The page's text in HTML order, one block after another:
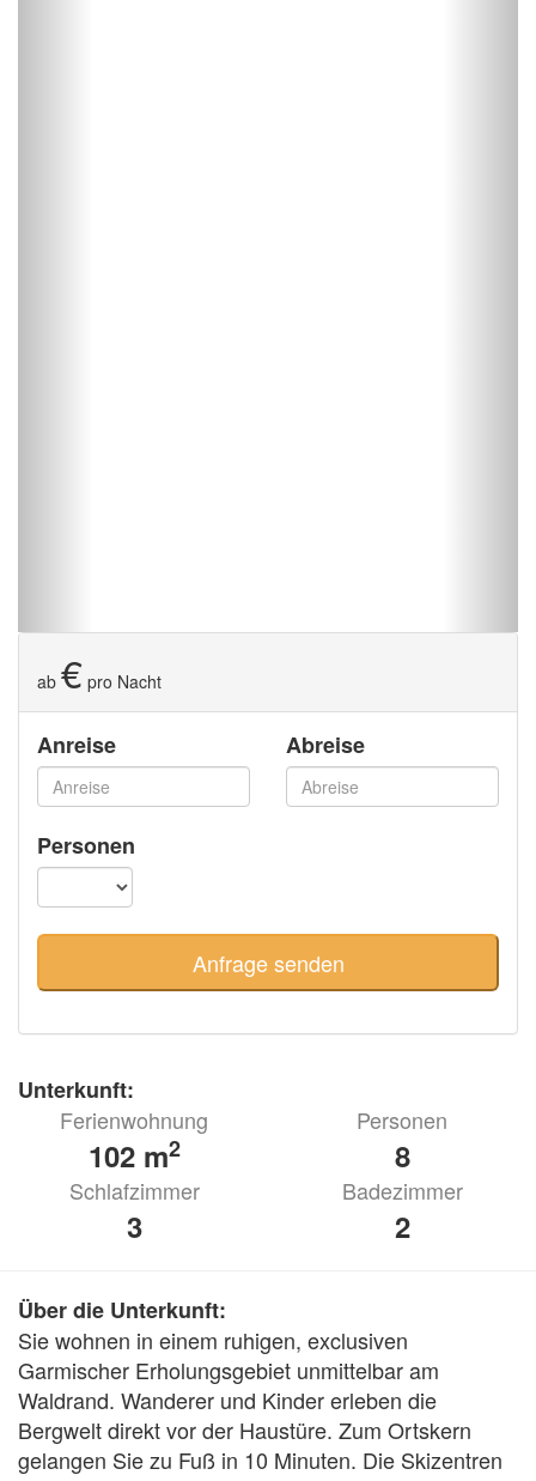
ab € pro Nacht
Anreise Abreise
Personen
Unterkunft:
Ferienwohnung
102 m2
Personen
8
Schlafzimmer
3
Badezimmer
2
Über die Unterkunft:
Sie wohnen in einem ruhigen, exclusiven
Garmischer Erholungsgebiet unmittelbar am
Waldrand. Wanderer und Kinder erleben die
Bergwelt direkt vor der Haustüre. Zum Ortskern
gelangen Sie zu Fuß in 10 Minuten. Die Skizentren